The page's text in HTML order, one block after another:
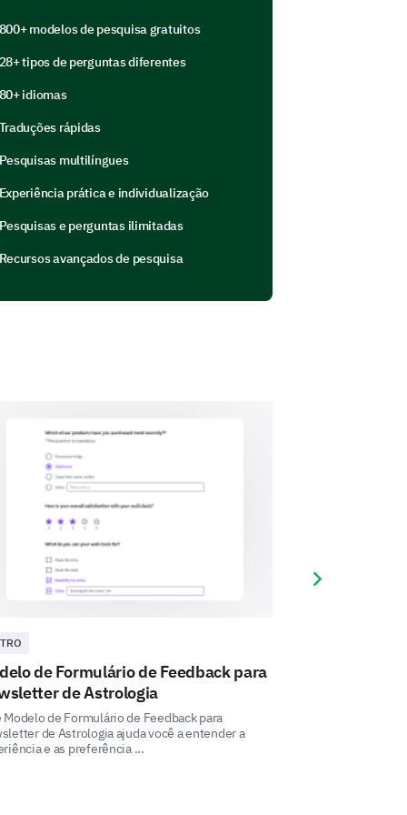
saúde mental e seu impacto em
e físicas regulares às suas
800+ modelos de pesquisa gratuitos
28+ tipos de perguntas diferentes
80+ idiomas
Traduções rápidas
Pesquisas multilíngues
Experiência prática e individualização
Pesquisas e perguntas ilimitadas
Recursos avançados de pesquisa
de Formulário de Feedback para
de Astrologia
Modelo de Formulário de Feedback para
de Astrologia ajuda você a entender a
e as preferência ...
Next slide